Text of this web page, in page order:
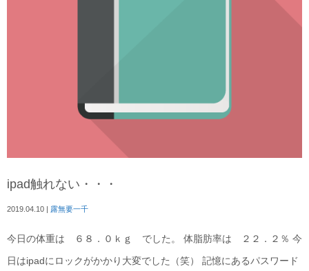
ipad触れない・・・
2019.04.10 | 露無要一千
今日の体重は ６８．０ｋｇ でした。 体脂肪率は ２２．２％ 今
日はipadにロックがかかり大変でした（笑） 記憶にあるパスワード